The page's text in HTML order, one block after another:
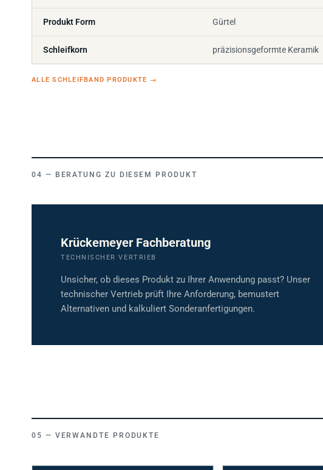
Produkt Form Gürtel
Schleifkorn präzisionsgeformte Keramik
ALLE SCHLEIFBAND PRODUKTE →
BERATUNG ZU DIESEM PRODUKT
Krückemeyer Fachberatung
TECHNISCHER VERTRIEB
Unsicher, ob dieses Produkt zu Ihrer Anwendung passt? Unser
technischer Vertrieb prüft Ihre Anforderung, bemustert
Alternativen und kalkuliert Sonderanfertigungen.
VERWANDTE PRODUKTE